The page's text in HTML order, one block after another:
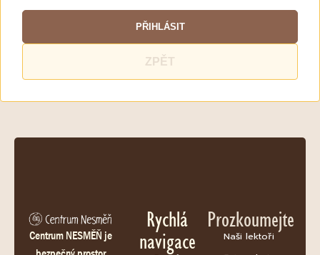
PŘIHLÁSIT
ZPĚT
Centrum NESMĚŇ je
Rychlá
navigace
Prozkoumejte
Naši lektoři